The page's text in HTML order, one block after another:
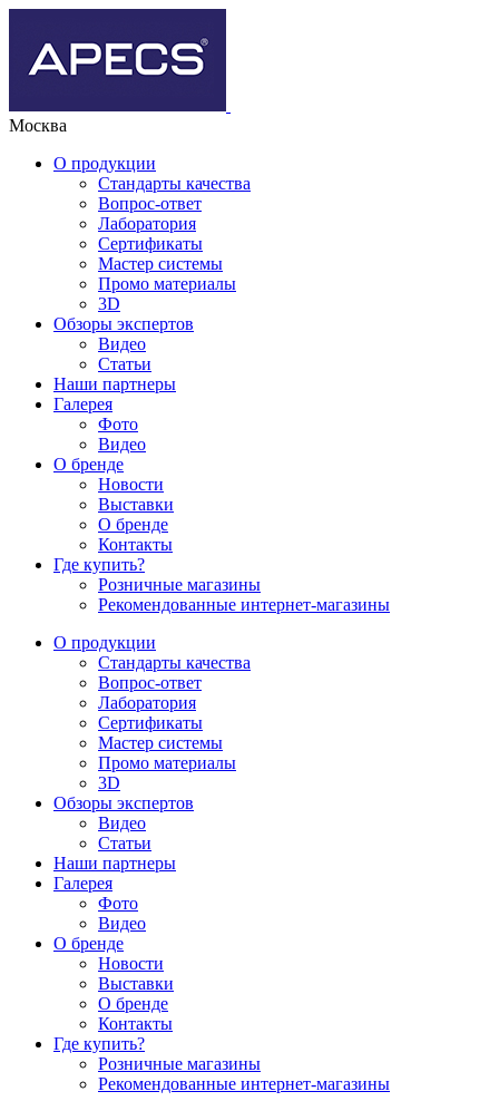
Москва
О продукции
Стандарты качества
Вопрос-ответ
Лаборатория
Сертификаты
Мастер системы
Промо материалы
3D
Обзоры экспертов
Видео
Статьи
Наши партнеры
Галерея
Фото
Видео
О бренде
Новости
Выставки
О бренде
Контакты
Где купить?
Розничные магазины
Рекомендованные интернет-магазины
О продукции
Стандарты качества
Вопрос-ответ
Лаборатория
Сертификаты
Мастер системы
Промо материалы
3D
Обзоры экспертов
Видео
Статьи
Наши партнеры
Галерея
Фото
Видео
О бренде
Новости
Выставки
О бренде
Контакты
Где купить?
Розничные магазины
Рекомендованные интернет-магазины